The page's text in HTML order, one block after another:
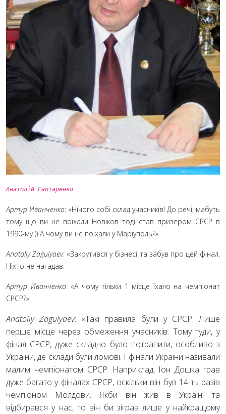
Анатолій Гаптаренко
Артур Иванченко: «Нічого собі склад учасників! До речі, мабуть
тому що ви не поїхали Новіков тоді став призером СРСР в
1990-му )) А чому ви не поїхали у Маріуполь?»
Anatoliy Zagulyaev: «Закрутився у бізнесі та забув про цей фінал.
Ніхто не нагадав.
Артур Иванченко: «А чому тільки 1 місце їхало на чемпіонат
СРСР?»
Anatoliy Zagulyaev: «Такі правила були у СРСР. Лише
перше місце через обмеження учасників. Тому туди, у
фінал СРСР, дуже складно було потрапити, особливо з
України, де склади були ломові. І фінали України називали
малим чемпіонатом СРСР. Наприклад, Іон Дошка грав
дуже багато у фіналах СРСР, оскільки він був 14-ть разів
чемпіоном Молдови. Якби він жив в Україні та
відбирався у нас, то він би зіграв лише у найкращому